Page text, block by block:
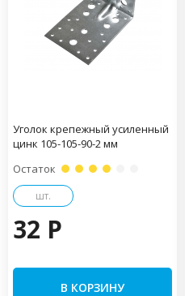
Уголок крепежный усиленный
цинк 105-105-90-2 мм
Остаток
шт.
32 P
В КОРЗИНУ